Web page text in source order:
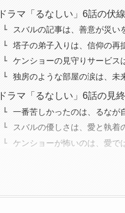
ドラマ「るなしい」6話の伏線
スバルの記事は、善意が災い
塔子の弟子入りは、信仰の再
ケンショーの見守りサービス
独房のような部屋の涙は、未
ドラマ「るなしい」6話の見
一番苦しかったのは、るなが
スバルの優しさは、愛と執着
ケンショーが怖いのは、愛で